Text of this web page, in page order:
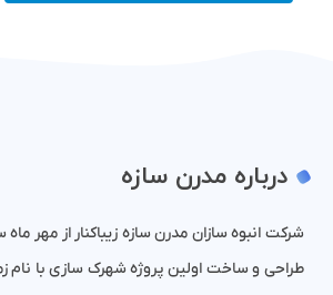
درباره مدرن سازه
طراحی و ساخت اولین پروژه شهرک سازی با نام